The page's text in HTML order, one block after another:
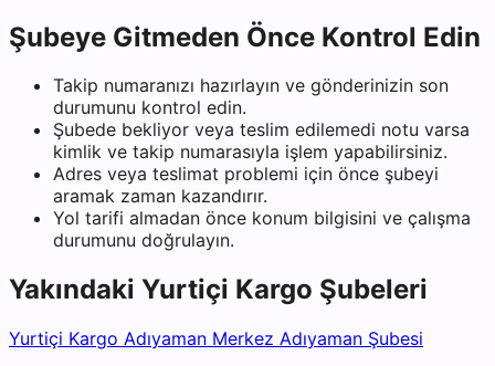
Şubeye Gitmeden Önce Kontrol Edin
Takip numaranızı hazırlayın ve gönderinizin son
durumunu kontrol edin.
Şubede bekliyor veya teslim edilemedi notu varsa
kimlik ve takip numarasıyla işlem yapabilirsiniz.
Adres veya teslimat problemi için önce şubeyi
aramak zaman kazandırır.
Yol tarifi almadan önce konum bilgisini ve çalışma
durumunu doğrulayın.
Yakındaki Yurtiçi Kargo Şubeleri
Yurtiçi Kargo Adıyaman Merkez Adıyaman Şubesi